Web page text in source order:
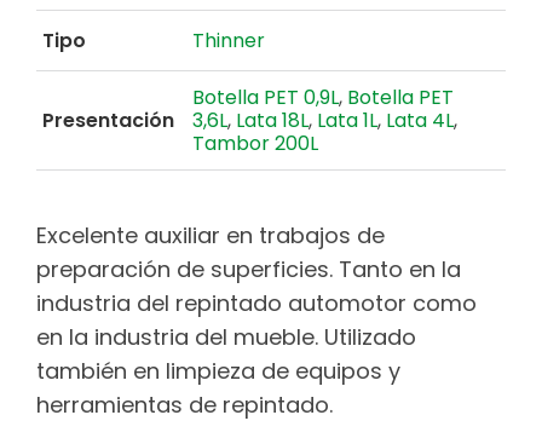
Tipo Thinner
Presentación
Botella PET 0,9L, Botella PET
3,6L, Lata 18L, Lata 1L, Lata 4L,
Tambor 200L
Excelente auxiliar en trabajos de
preparación de superficies. Tanto en la
industria del repintado automotor como
en la industria del mueble. Utilizado
también en limpieza de equipos y
herramientas de repintado.